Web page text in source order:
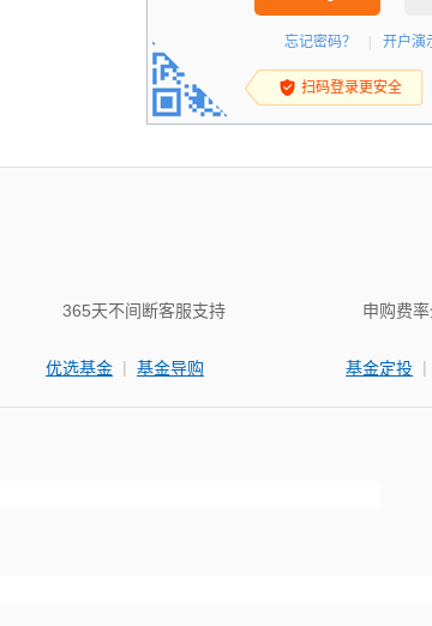
忘记密码？ 开户演
扫码登录更安全
365天不间断客服支持
优选基金 | 基金导购
申购费
基金定投 |